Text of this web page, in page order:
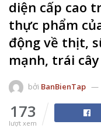
diện cấp cao
thực phẩm
động về thịt,
mạnh, trái
bởi BanBienTap
173
lượt xem